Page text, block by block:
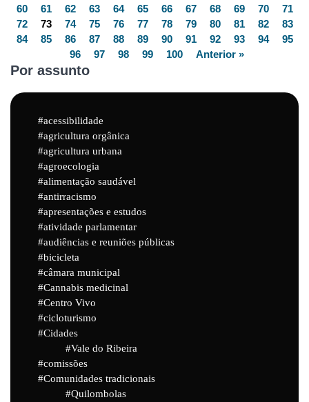
60
61 62 63 64 65 66 67 68 69 70
71
72
73 74 75 76 77 78 79 80 81 82
83
84
85 86 87 88 89 90 91 92 93 94
95
96
97 98 99 100 Anterior »
Por assunto
acessibilidade
agricultura orgânica
agricultura urbana
agroecologia
alimentação saudável
antirracismo
apresentações e estudos
atividade parlamentar
audiências e reuniões públicas
bicicleta
câmara municipal
Cannabis medicinal
Centro Vivo
cicloturismo
Cidades
Vale do Ribeira
comissões
Comunidades tradicionais
Quilombolas